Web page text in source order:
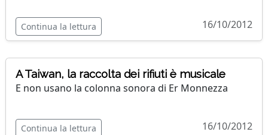
Continua la lettura 16/10/2012
A Taiwan, la raccolta dei rifiuti è musicale
E non usano la colonna sonora di Er Monnezza
Continua la lettura 16/10/2012